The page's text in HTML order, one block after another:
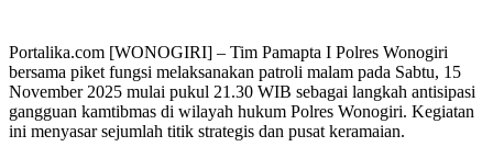
Portalika.com [WONOGIRI] – Tim Pamapta I Polres Wonogiri
bersama piket fungsi melaksanakan patroli malam pada Sabtu, 15
November 2025 mulai pukul 21.30 WIB sebagai langkah antisipasi
gangguan kamtibmas di wilayah hukum Polres Wonogiri. Kegiatan
ini menyasar sejumlah titik strategis dan pusat keramaian.